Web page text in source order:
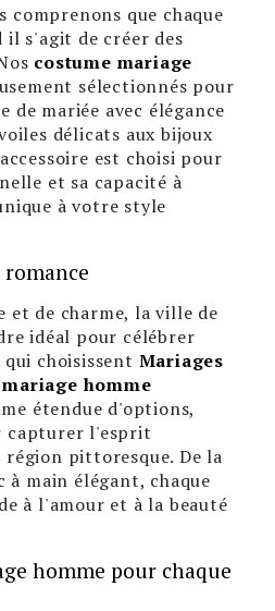
comprenons que chaque
s'agit de créer des
costume mariage
sélectionnés pour
mariée avec élégance
délicats aux bijoux
est choisi pour
et sa capacité à
à votre style
de charme, la ville de
idéal pour célébrer
choisissent Mariages
homme
étendue d'options,
capturer l'esprit
pittoresque. De la
à main élégant, chaque
à l'amour et à la beauté
homme pour chaque